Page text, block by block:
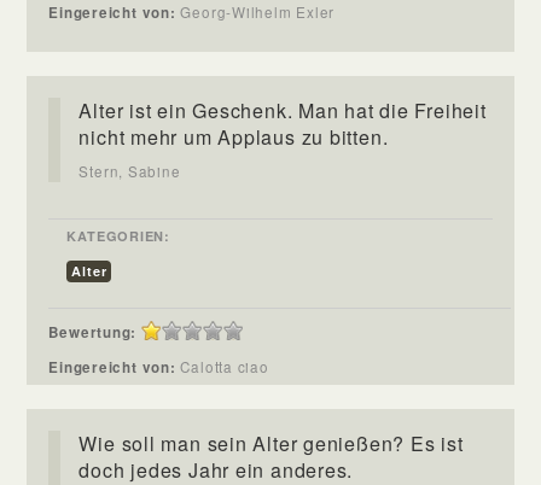
Eingereicht von:Georg-Wilhelm Exler
Alter ist ein Geschenk. Man hat die Freiheit
nicht mehr um Applaus zu bitten.
Stern, Sabine
KATEGORIEN:
Alter
Bewertung:
Eingereicht von:Calotta ciao
Wie soll man sein Alter genießen? Es ist
doch jedes Jahr ein anderes.